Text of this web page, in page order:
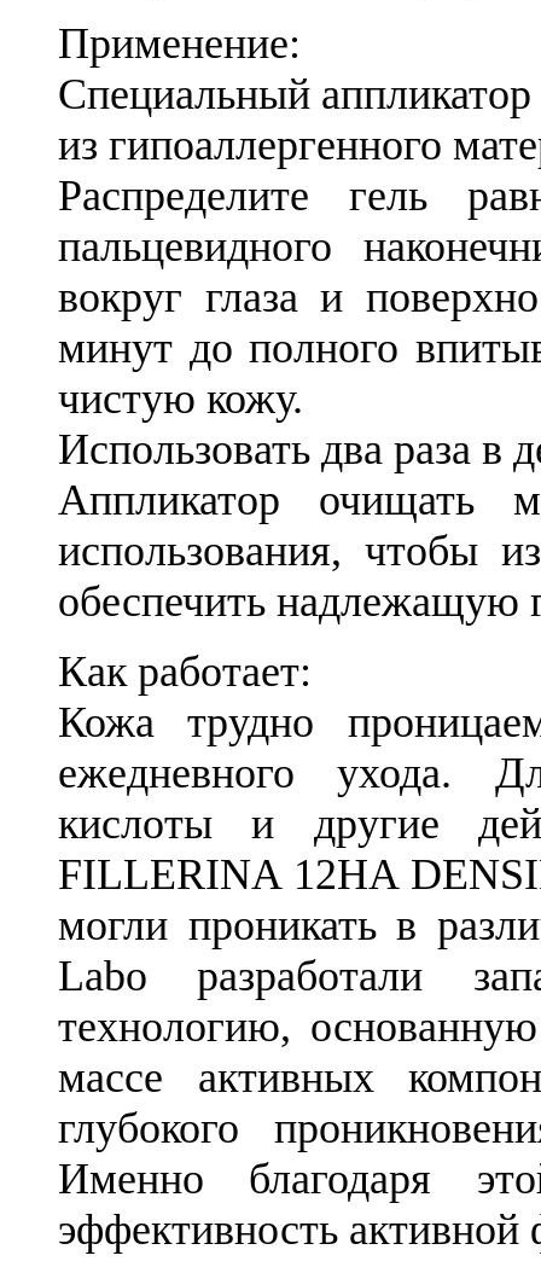
Применение:
Cпециальный
из гипоаллергенного
Распределите гель
пальцевидного
вокруг глаза и
минут до полного
чистую кожу.
Использовать два раза в
Аппликатор очищать
использования, чтобы
обеспечить надлежащую
Как работает:
Кожа трудно
ежедневного ухода.
кислоты и другие
FILLERINA 12HA
могли проникать в
Labo разработали
технологию,
массе активных
глубокого
Именно благодаря
эффективность